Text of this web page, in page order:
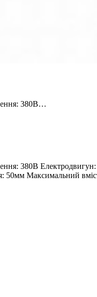
380В…
380В
50мм Максимальний